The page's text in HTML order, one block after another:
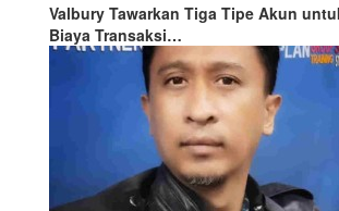
Valbury Tawarkan Tiga Tipe Akun
Biaya Transaksi…